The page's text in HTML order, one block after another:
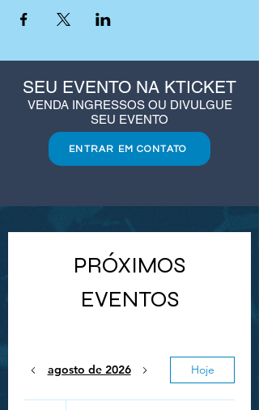
SEU EVENTO NA KTICKET
VENDA INGRESSOS OU DIVULGUE
SEU EVENTO
ENTRAR EM CONTATO
PRÓXIMOS
EVENTOS
agosto de 2026 Hoje